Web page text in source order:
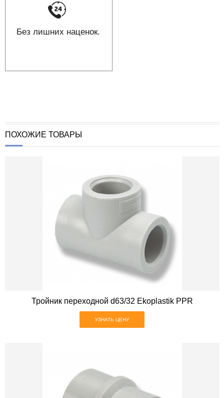
Без лишних наценок.
ПОХОЖИЕ ТОВАРЫ
Тройник переходной d63/32 Ekoplastik PPR
УЗНАТЬ ЦЕНУ